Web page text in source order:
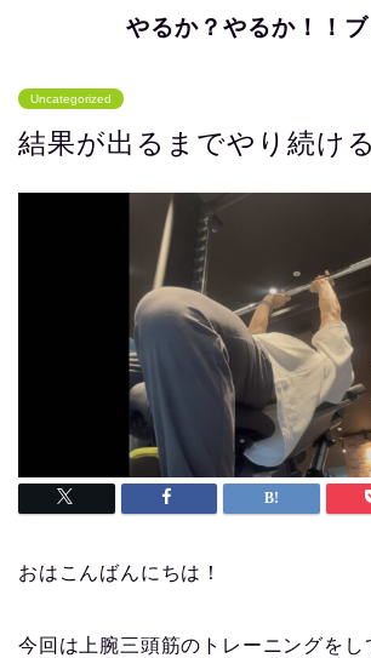
やるか？やるか！！
Uncategorized
結果が出るまでやり続ける
おはこんばんにちは！
今回は上腕三頭筋のトレーニングをし